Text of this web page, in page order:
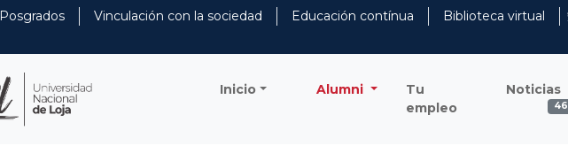
Posgrados Vinculación con la sociedad Educación contínua
Biblioteca virtual
Inicio Alumni
Tu
empleo
Noticias
46